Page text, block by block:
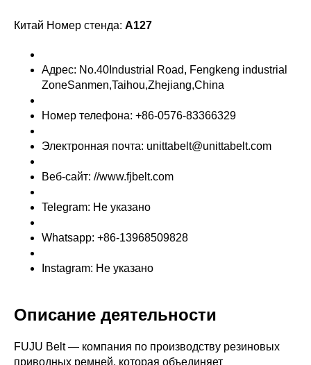
Китай Номер стенда: A127
Адрес: No.40Industrial Road, Fengkeng industrial
ZoneSanmen,Taihou,Zhejiang,China
Номер телефона: +86-0576-83366329
Электронная почта: unittabelt@unittabelt.com
Веб-сайт: //www.fjbelt.com
Telegram: Не указано
Whatsapp: +86-13968509828
Instagram: Не указано
Описание деятельности
FUJU Belt — компания по производству резиновых
приводных ремней, которая объединяет